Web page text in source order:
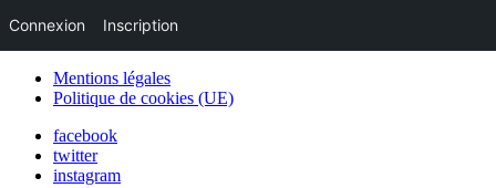
Mentions légales
Politique de cookies (UE)
facebook
twitter
instagram
Connexion Inscription